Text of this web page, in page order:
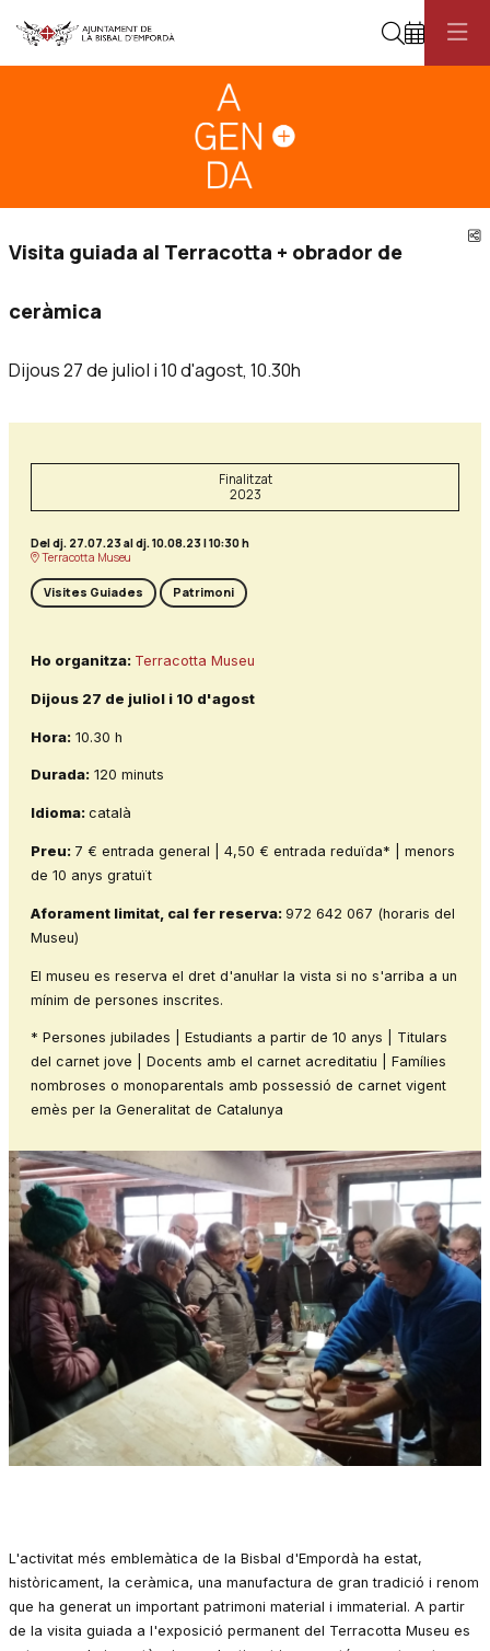
Cerca
Visita guiada al Terracotta + obrador de
ceràmica
Dijous 27 de juliol i 10 d'agost, 10.30h
Finalitzat
2023
Del dj. 27.07.23al dj. 10.08.23|10:30 h
Terracotta Museu
Visites Guiades Patrimoni
Ho organitza: Terracotta Museu
Dijous 27 de juliol i 10 d'agost
Hora: 10.30 h
Durada: 120 minuts
Idioma: català
Preu: 7 € entrada general | 4,50 € entrada reduïda* | menors
de 10 anys gratuït
Aforament limitat, cal fer reserva: 972 642 067 (horaris del
Museu)
El museu es reserva el dret d'anul·lar la vista si no s'arriba a un
mínim de persones inscrites.
* Persones jubilades | Estudiants a partir de 10 anys | Titulars
del carnet jove | Docents amb el carnet acreditatiu | Famílies
nombroses o monoparentals amb possessió de carnet vigent
emès per la Generalitat de Catalunya
L'activitat més emblemàtica de la Bisbal d'Empordà ha estat,
històricament, la ceràmica, una manufactura de gran tradició i renom
que ha generat un important patrimoni material i immaterial. A partir
de la visita guiada a l'exposició permanent del Terracotta Museu es